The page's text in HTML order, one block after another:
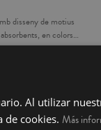
disseny de motius
en colors
cuina. Aquest conjunt
Al utilizar
de cookies. Más